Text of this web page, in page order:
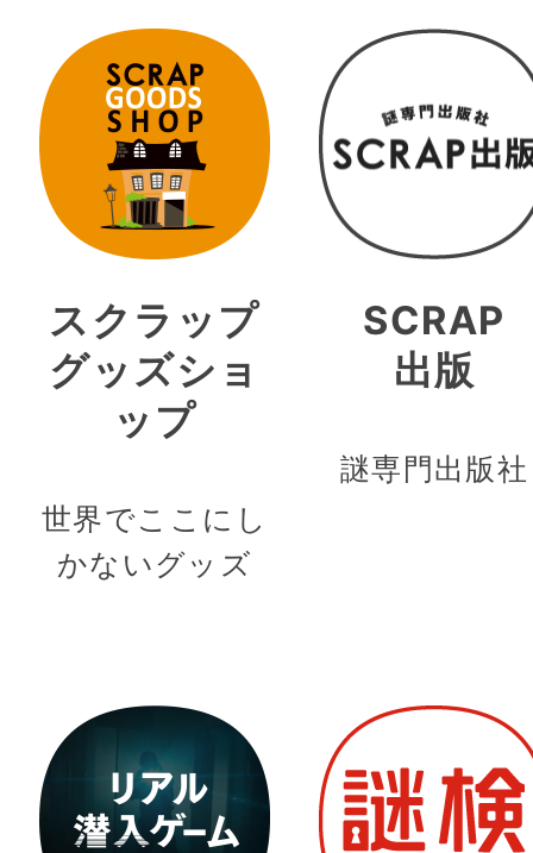
スクラップ
グッズショ
ップ
世界でここにし
かないグッズ
SCRAP
出版
謎専門出版社